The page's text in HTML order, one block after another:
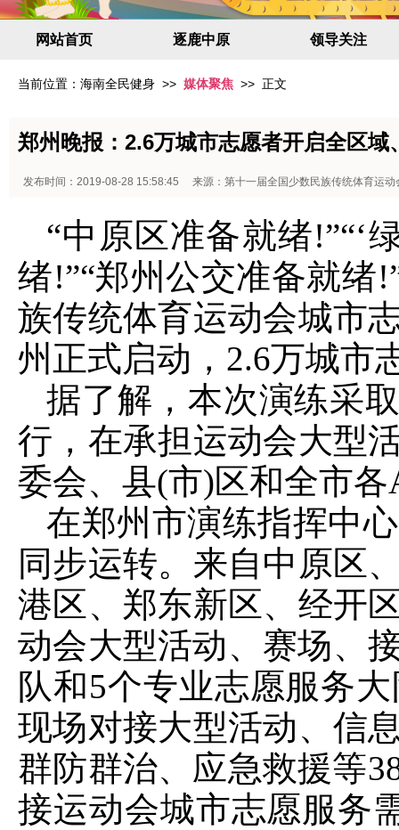
网站首页 逐鹿中原 领导关注
当前位置： 海南全民健身 >> 媒体聚焦 >> 正文
郑州晚报：2.6万城市志愿者开启全区域
发布时间：2019-08-28 15:58:45 来源：第十一届全国少数民族传统体育运
“中原区准备就绪!”“‘
绪!”“郑州公交准备就绪
族传统体育运动会城市
州正式启动，2.6万城市
据了解，本次演练采
行，在承担运动会大型
委会、县(市)区和全市
在郑州市演练指挥中
同步运转。来自中原区
港区、郑东新区、经开
动会大型活动、赛场、
队和5个专业志愿服务
现场对接大型活动、信
群防群治、应急救援等
接运动会城市志愿服务